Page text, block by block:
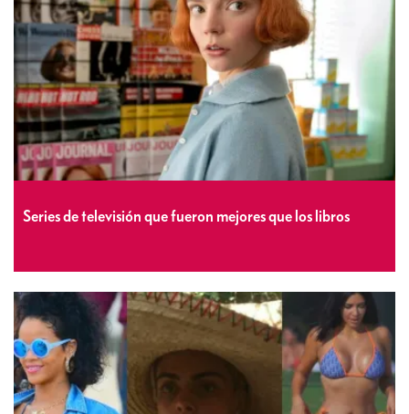
Series de televisión que fueron mejores que los libros